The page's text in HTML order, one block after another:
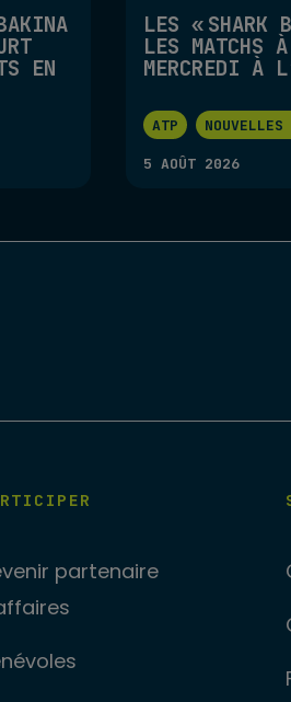
EN
LES « SHARK
LES MATCHS
MERCREDI À
ATP
5 AOÛT 2026
partenaire